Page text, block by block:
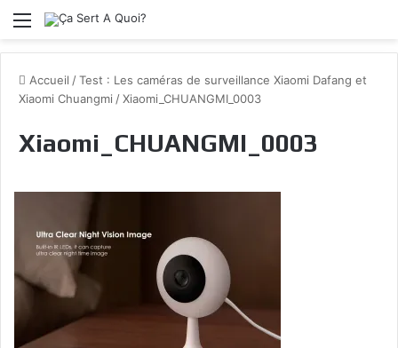
Menu
Accueil /Test : Les caméras de surveillance Xiaomi Dafang et
Xiaomi Chuangmi /Xiaomi_CHUANGMI_0003
Xiaomi_CHUANGMI_0003